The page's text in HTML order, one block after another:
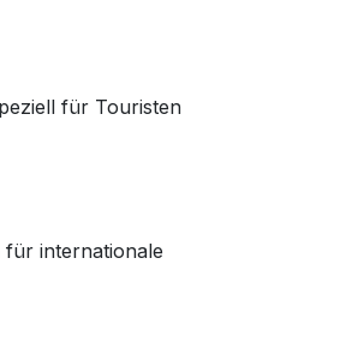
für Touristen
internationale